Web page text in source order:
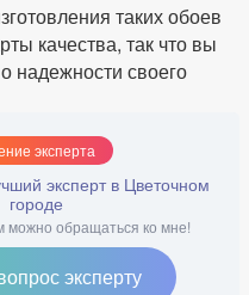
таких обоев
качества, так что вы
надежности своего
эксперта
эксперт в Цветочном
городе
можно обращаться ко мне!
эксперту